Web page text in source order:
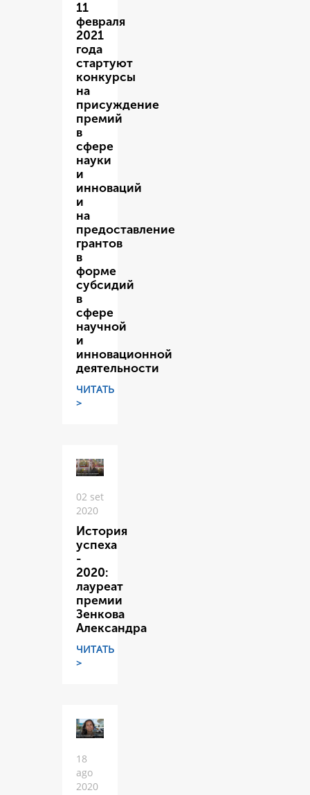
11
февраля
2021
года
стартуют
конкурсы
на
присуждение
премий
в
сфере
науки
и
инноваций
и
на
предоставление
грантов
в
форме
субсидий
в
сфере
научной
и
инновационной
деятельности
ЧИТАТЬ
>
02 set
2020
История
успеха
-
2020:
лауреат
премии
Зенкова
Александра
ЧИТАТЬ
>
18
ago
2020